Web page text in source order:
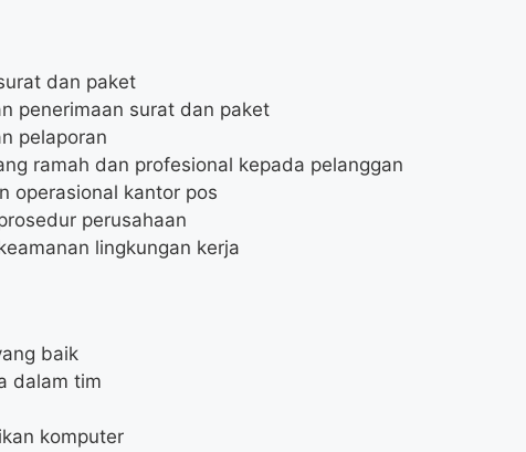
dan paket
penerimaan surat dan paket
pelaporan
ramah dan profesional kepada pelanggan
operasional kantor pos
perusahaan
lingkungan kerja
baik
dalam tim
komputer